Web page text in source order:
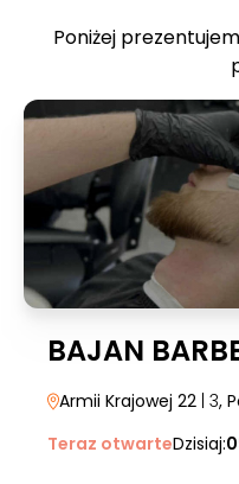
Poniżej
BAJAN
Armii Krajowej 22 | 3,
Teraz otwarteDzisiaj: